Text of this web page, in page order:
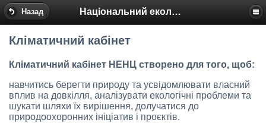
Назад Національний еколого-натуралістичний центр
Кліматичний кабінет
Кліматичний кабінет НЕНЦ створено для того, щоб:
навчитись берегти природу та усвідомлювати власний
вплив на довкілля, аналізувати екологічні проблеми та
шукати шляхи їх вирішення, долучатися до
природоохоронних ініціатив і проєктів.